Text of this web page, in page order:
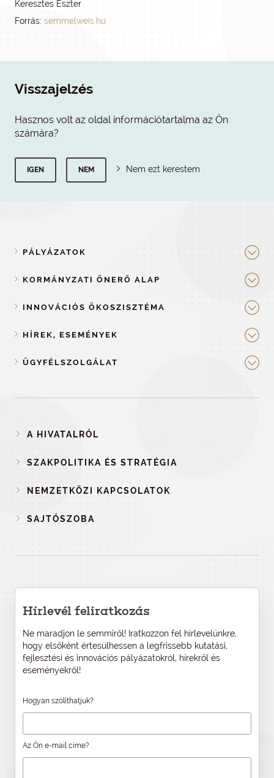
Keresztes Eszter
Forrás: semmelweis.hu
Visszajelzés
Hasznos volt az oldal információtartalma az Ön
számára?
IGEN NEM Nem ezt kerestem
PÁLYÁZATOK
KORMÁNYZATI ÖNERŐ ALAP
INNOVÁCIÓS ÖKOSZISZTÉMA
HÍREK, ESEMÉNYEK
ÜGYFÉLSZOLGÁLAT
A HIVATALRÓL
SZAKPOLITIKA ÉS STRATÉGIA
NEMZETKÖZI KAPCSOLATOK
SAJTÓSZOBA
Hírlevél feliratkozás
Ne maradjon le semmiről! Iratkozzon fel hírlevelünkre,
hogy elsőként értesülhessen a legfrissebb kutatási,
fejlesztési és innovációs pályázatokról, hírekről és
eseményekről!
Hogyan szólíthatjuk?
Az Ön e-mail címe?